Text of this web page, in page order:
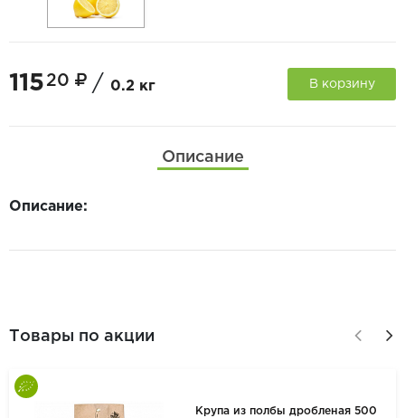
115 20 / 0.2 кг В корзину
Описание
Описание:
Товары по акции
Крупа из полбы дробленая 500